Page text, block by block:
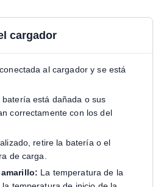
cargador
al cargador y se está
batería está dañada o sus
correctamente con los del
retire la batería o el
de carga.
La temperatura de la